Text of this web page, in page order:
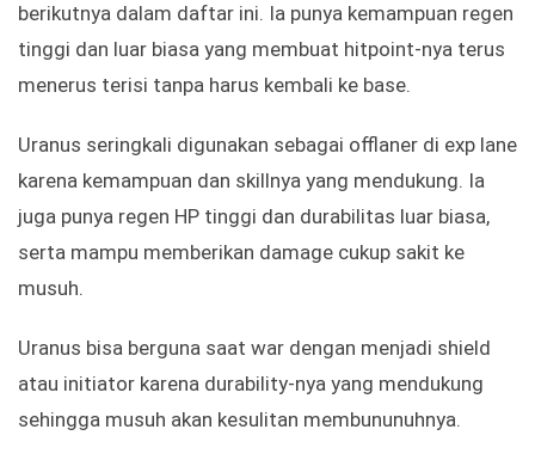
berikutnya dalam daftar ini. Ia punya kemampuan regen
tinggi dan luar biasa yang membuat hitpoint-nya terus
menerus terisi tanpa harus kembali ke base.
Uranus seringkali digunakan sebagai offlaner di exp lane
karena kemampuan dan skillnya yang mendukung. Ia
juga punya regen HP tinggi dan durabilitas luar biasa,
serta mampu memberikan damage cukup sakit ke
musuh.
Uranus bisa berguna saat war dengan menjadi shield
atau initiator karena durability-nya yang mendukung
sehingga musuh akan kesulitan membununuhnya.